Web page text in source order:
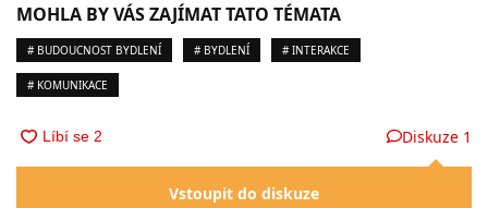
MOHLA BY VÁS ZAJÍMAT TATO TÉMATA
# BUDOUCNOST BYDLENÍ # BYDLENÍ # INTERAKCE
# KOMUNIKACE
Diskuze 1
Vstoupit do diskuze